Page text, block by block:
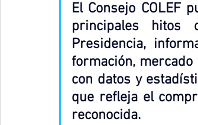
El Consejo COLEF
principales hitos
Presidencia,
formación,
con datos y
que refleja el
reconocida.